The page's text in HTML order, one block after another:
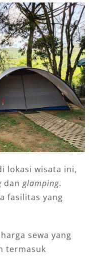
lokasi wisata ini,
danglamping.
fasilitas yang
sewa yang
termasuk